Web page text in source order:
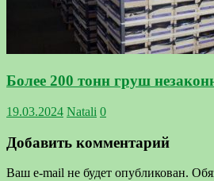
Более 200 тонн груш
19.03.2024 Natali 0
Добавить комментарий
Ваш e-mail не будет опубликован.